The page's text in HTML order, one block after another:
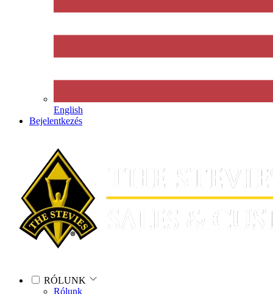
English
Bejelentkezés
RÓLUNK
Rólunk